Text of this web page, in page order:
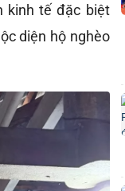
kinh tế đặc biệt
diện hộ nghèo